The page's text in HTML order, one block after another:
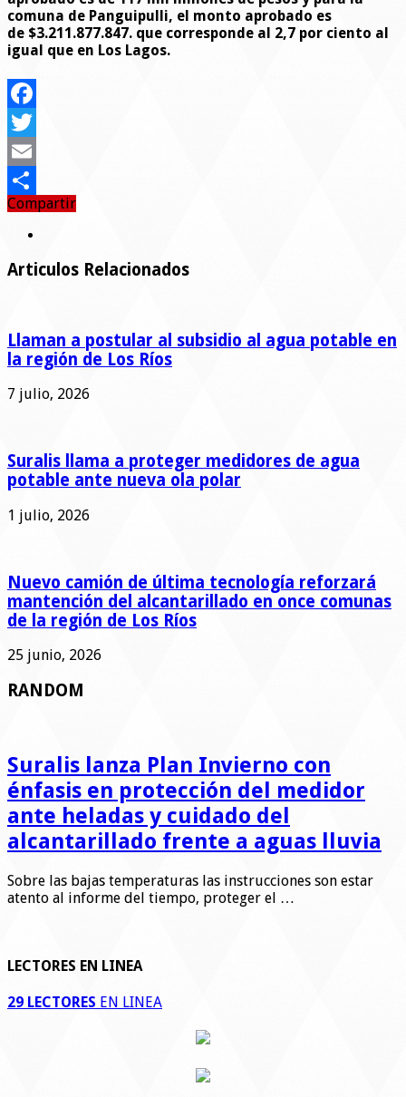
comuna de Panguipulli, el monto aprobado es
de $3.211.877.847. que corresponde al 2,7 por ciento al
igual que en Los Lagos.
Facebook
Twitter
Email
Compartir
Compartir
Articulos Relacionados
Llaman a postular al subsidio al agua potable en
la región de Los Ríos
7 julio, 2026
Suralis llama a proteger medidores de agua
potable ante nueva ola polar
1 julio, 2026
Nuevo camión de última tecnología reforzará
mantención del alcantarillado en once comunas
de la región de Los Ríos
25 junio, 2026
RANDOM
Suralis lanza Plan Invierno con
énfasis en protección del medidor
ante heladas y cuidado del
alcantarillado frente a aguas lluvia
Sobre las bajas temperaturas las instrucciones son estar
atento al informe del tiempo, proteger el …
LECTORES EN LINEA
29 LECTORES EN LINEA